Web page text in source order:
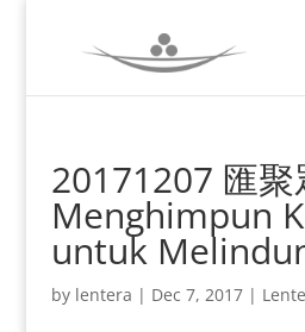
20171207 匯
Menghimpun
untuk
by lentera | Dec 7, 2017|